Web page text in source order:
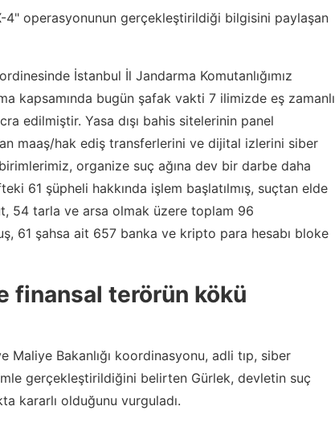
4" operasyonunun gerçekleştirildiği bilgisini paylaşan
İstanbul İl Jandarma Komutanlığımız
kapsamında bugün şafak vakti 7 ilimizde eş zamanlı
edilmiştir. Yasa dışı bahis sitelerinin panel
maaş/hak ediş transferlerini ve dijital izlerini siber
organize suç ağına dev bir darbe daha
61 şüpheli hakkında işlem başlatılmış, suçtan elde
54 tarla ve arsa olmak üzere toplam 96
61 şahsa ait 657 banka ve kripto para hesabı bloke
finansal terörün kökü
Bakanlığı koordinasyonu, adli tıp, siber
gerçekleştirildiğini belirten Gürlek, devletin suç
kararlı olduğunu vurguladı.